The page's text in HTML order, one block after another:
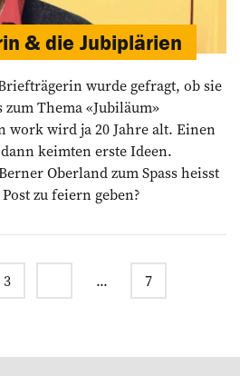
& die Jubiplärien
wurde gefragt, ob sie
zum Thema «Jubiläum»
work wird ja 20 Jahre alt. Einen
keimten erste Ideen.
Oberland zum Spass heisst
zu feiern geben?
3 ... 7